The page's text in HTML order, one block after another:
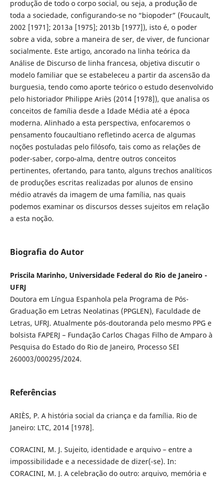
produção de todo o corpo social, ou seja, a produção de
toda a sociedade, configurando-se no “biopoder” (Foucault,
2002 [1971]; 2013a [1975]; 2013b [1977]), isto é, o poder
sobre a vida, sobre a maneira de ser, de viver, de funcionar
socialmente. Este artigo, ancorado na linha teórica da
Análise de Discurso de linha francesa, objetiva discutir o
modelo familiar que se estabeleceu a partir da ascensão da
burguesia, tendo como aporte teórico o estudo desenvolvido
pelo historiador Philippe Ariès (2014 [1978]), que analisa os
conceitos de família desde a Idade Média até a época
moderna. Alinhado a esta perspectiva, enfocaremos o
pensamento foucaultiano refletindo acerca de algumas
noções postuladas pelo filósofo, tais como as relações de
poder-saber, corpo-alma, dentre outros conceitos
pertinentes, ofertando, para tanto, alguns trechos analíticos
de produções escritas realizadas por alunos de ensino
médio através da imagem de uma família, nas quais
podemos examinar os discursos desses sujeitos em relação
a esta noção.
Biografia do Autor
Priscila Marinho, Universidade Federal do Rio de Janeiro -
UFRJ
Doutora em Língua Espanhola pela Programa de Pós-
Graduação em Letras Neolatinas (PPGLEN), Faculdade de
Letras, UFRJ. Atualmente pós-doutoranda pelo mesmo PPG e
bolsista FAPERJ – Fundação Carlos Chagas Filho de Amparo à
Pesquisa do Estado do Rio de Janeiro, Processo SEI
260003/000295/2024.
Referências
ARIÈS, P. A história social da criança e da família. Rio de
Janeiro: LTC, 2014 [1978].
CORACINI, M. J. Sujeito, identidade e arquivo – entre a
impossibilidade e a necessidade de dizer(-se). In:
CORACINI, M. J. A celebração do outro: arquivo, memória e